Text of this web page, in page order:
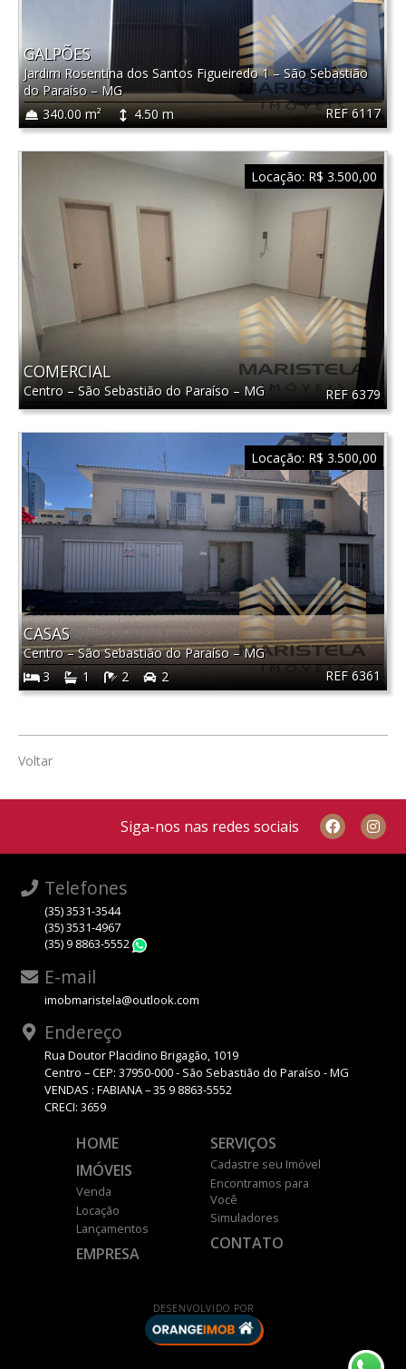
REF 6117
GALPÕES
Jardim Rosentina dos Santos Figueiredo 1– São Sebastião
do Paraíso–MG
340.00 m²
4.50 m
REF 6379
COMERCIAL
Centro – São Sebastião do Paraíso – MG
Locação: R$ 3.500,00
REF 6361
CASAS
Centro–São Sebastião do Paraíso–MG
3
1 2 2
Locação: R$ 3.500,00
Voltar
Siga-nos nas redes sociais
Telefones
(35) 3531-3544
(35) 3531-4967
(35) 9 8863-5552
E-mail
imobmaristela@outlook.com
Endereço
Rua Doutor Placidino Brigagão, 1019
Centro – CEP: 37950-000 - São Sebastião do Paraíso - MG
VENDAS : FABIANA – 35 9 8863-5552
CRECI: 3659
HOME
IMÓVEIS
Venda
Locação
Lançamentos
EMPRESA
SERVIÇOS
Cadastre seu Imóvel
Encontramos para
Você
Simuladores
CONTATO
DESENVOLVIDO POR